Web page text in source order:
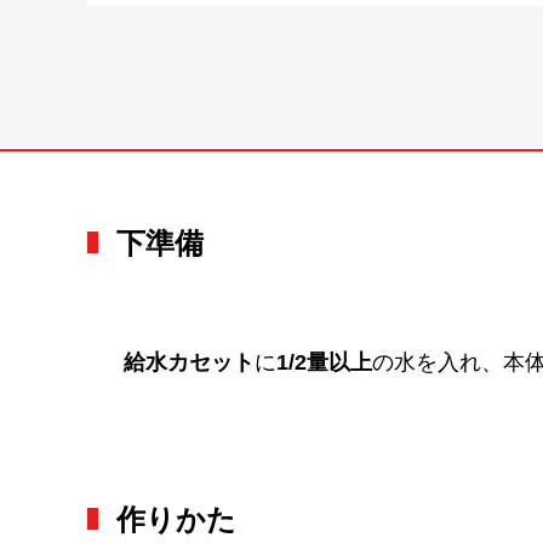
下準備
給水カセット に1/2量以上の水を入れ、本
作りかた